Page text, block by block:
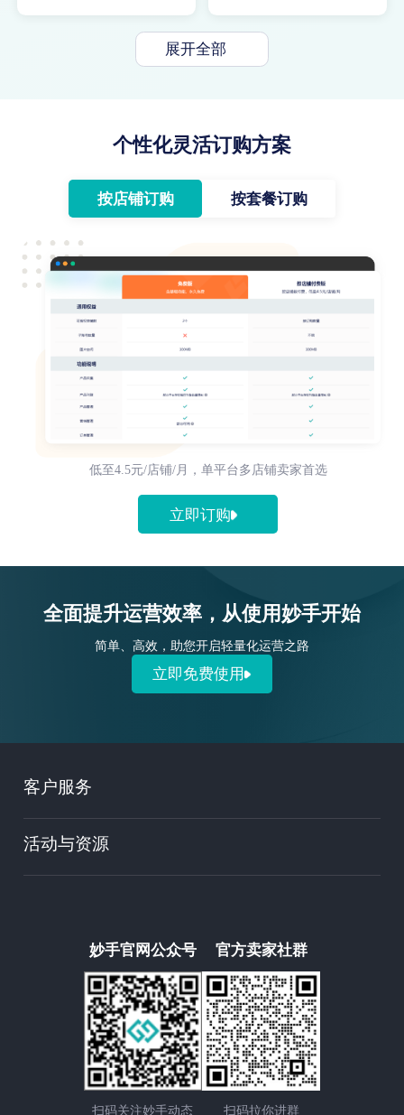
展开全部
个性化灵活订购方案
按店铺订购 按套餐订购
低至4.5元/店铺/月，单平台多店铺卖家首选
立即订购
全面提升运营效率，从使用妙手开始
简单、高效，助您开启轻量化运营之路
立即免费使用
客户服务
活动与资源
妙手官网公众号
扫码关注妙手动态
官方卖家社群
扫码拉你进群